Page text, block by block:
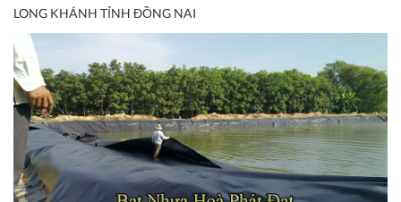
LONG KHÁNH TỈNH ĐỒNG NAI